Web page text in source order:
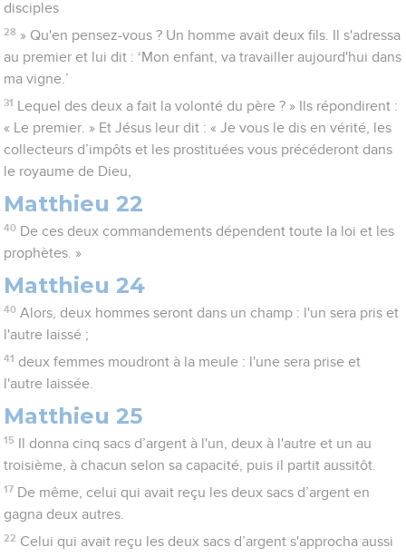
disciples
28 » Qu'en pensez-vous ? Un homme avait deux fils. Il s'adressa
au premier et lui dit : ‘Mon enfant, va travailler aujourd'hui dans
ma vigne.’
31
Lequel des deux a fait la volonté du père ? » Ils répondirent :
« Le premier. » Et Jésus leur dit : « Je vous le dis en vérité, les
collecteurs d’impôts et les prostituées vous précéderont dans
le royaume de Dieu,
Matthieu 22
40 De ces deux commandements dépendent toute la loi et les
prophètes. »
Matthieu 24
40 Alors, deux hommes seront dans un champ : l'un sera pris et
l'autre laissé ;
41 deux femmes moudront à la meule : l'une sera prise et
l'autre laissée.
Matthieu 25
15
Il donna cinq sacs d’argent à l'un, deux à l'autre et un au
troisième, à chacun selon sa capacité, puis il partit aussitôt.
17 De même, celui qui avait reçu les deux sacs d’argent en
gagna deux autres.
22 Celui qui avait reçu les deux sacs d’argent s'approcha aussi